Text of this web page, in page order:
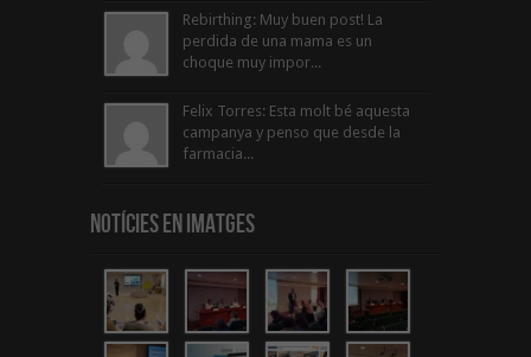
Rebirthing: Muy buen post! La
perdida de una mama es un
choque muy impor...
Felix Torres: Esta molt bé aquesta
campanya y penso que desde la
farmacia...
Notícies en Imatges